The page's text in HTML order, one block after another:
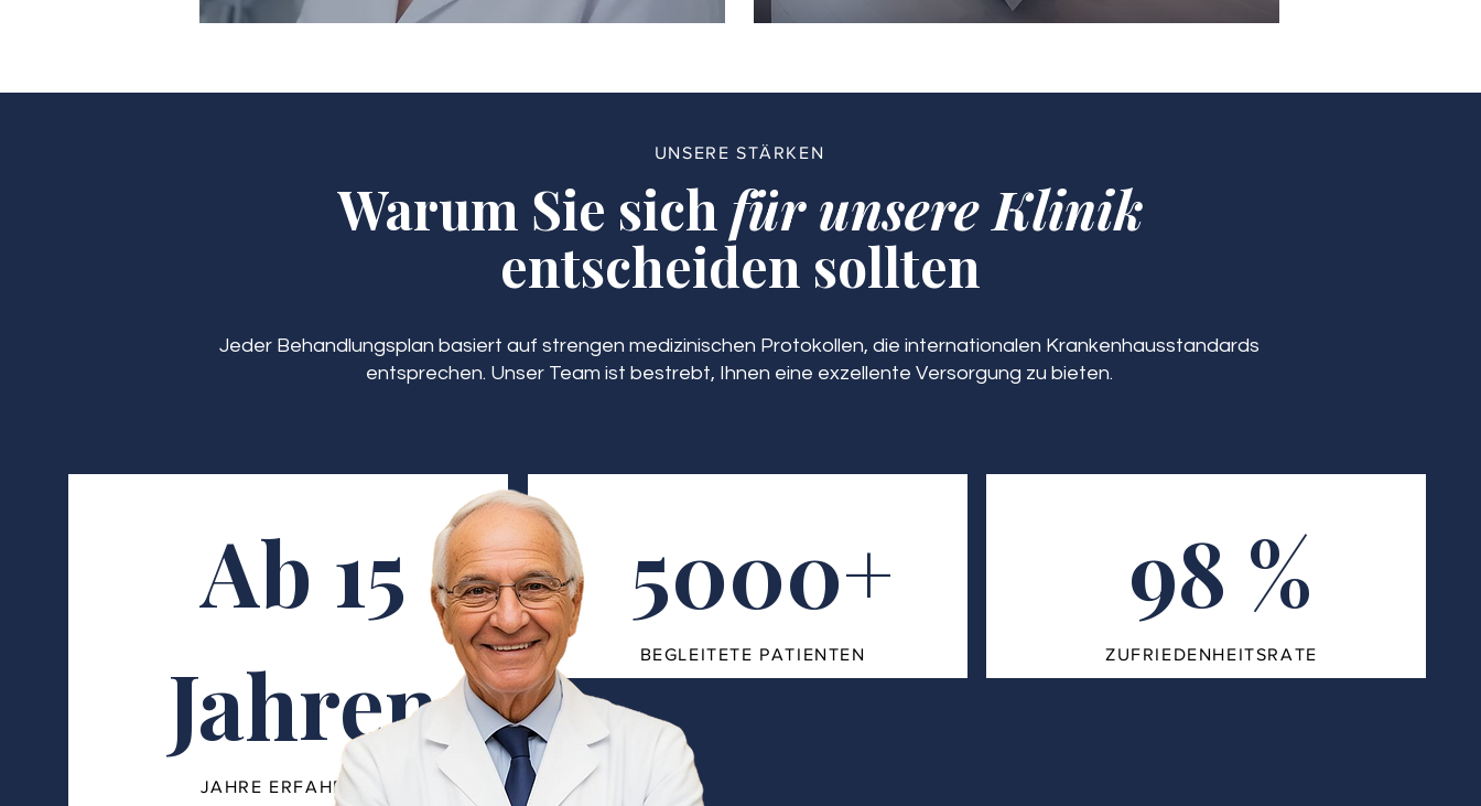
UNSERE STÄRKEN
Warum Sie sich für unsere Klinik
entscheiden sollten
Jeder Behandlungsplan basiert auf strengen medizinischen Protokollen, die internationalen Krankenhausstandards
entsprechen. Unser Team ist bestrebt, Ihnen eine exzellente Versorgung zu bieten.
Ab 15
Jahren
JAHRE ERFAHRUNG
5000+
BEGLEITETE PATIENTEN
98 %
ZUFRIEDENHEITSRATE